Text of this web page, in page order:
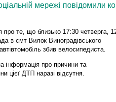
мережі повідомили
про те, що близько 17:30 четверга,
в смт Вилок Виноградівського
збив велосипедиста.
інформація про причини та
цієї ДТП наразі відсутня.